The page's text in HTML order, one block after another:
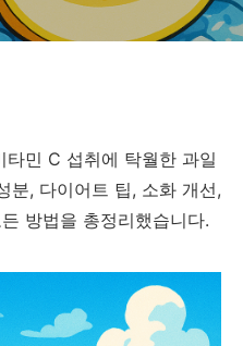
타민 C 섭취에 탁월한 과일
분, 다이어트 팁, 소화 개선,
방법을 총정리했습니다.